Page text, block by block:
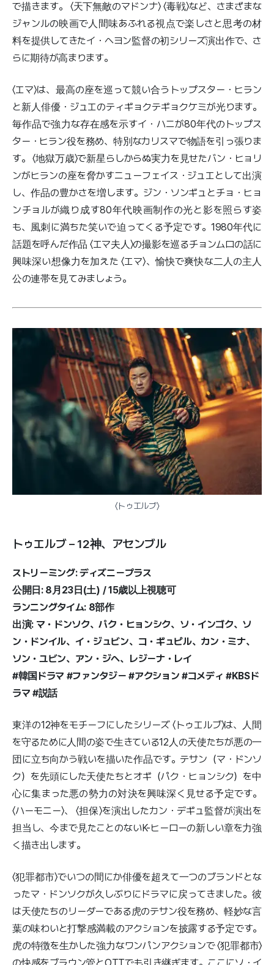
で描きます。 〈天下無敵のマドンナ〉 〈毒戦〉など、さまざまな
ジャンルの映画で人間味あふれる視点で楽しさと思考の材
料を提供してきたイ・ヘヨン監督の初シリーズ演出作で、さ
らに期待が高まります。
〈エマ〉は、最高の座を巡って競い合うトップスター・ヒラン
と新人俳優・ジュエのティギョクテギョクケミが光ります。
毎作品で強力な存在感を示すイ・ハニが80年代のトップス
ター・ヒラン役を務め、特別なカリスマで物語を引っ張りま
す。 〈地獄万歳〉で新星らしからぬ実力を見せたバン・ヒョリ
ンがヒランの座を脅かすニューフェイス・ジュエとして出演
し、作品の豊かさを増します。ジン・ソンギュとチョ・ヒョ
ンチョルが織り成す80年代映画制作の光と影を照らす姿
も、風刺に満ちた笑いで迫ってくる予定です。1980年代に
話題を呼んだ作品 〈エマ夫人〉の撮影を巡るチョンムロの話に
興味深い想像力を加えた 〈エマ〉、愉快で爽快な二人の主人
公の連帯を見てみましょう。
〈トゥエルブ〉
トゥエルブ – 12神、アセンブル
ストリーミング: ディズニープラス
公開日: 8月23日(土) / 15歳以上視聴可
ランニングタイム: 8部作
出演: マ・ドンソク、パク・ヒョンシク、ソ・インゴク、ソ
ン・ドンイル、イ・ジュビン、コ・ギュピル、カン・ミナ、
ソン・ユビン、アン・ジヘ、レジーナ・レイ
#韓国ドラマ #ファンタジー #アクション #コメディ #KBSド
ラマ #説話
東洋の12神をモチーフにしたシリーズ 〈トゥエルブ〉は、人間
を守るために人間の姿で生きている12人の天使たちが悪の一
団に立ち向かう戦いを描いた作品です。テサン（マ・ドンソ
ク）を先頭にした天使たちとオギ（パク・ヒョンシク）を中
心に集まった悪の勢力の対決を興味深く見せる予定です。
〈ハーモニー〉、 〈担保〉を演出したカン・デギュ監督が演出を
担当し、今まで見たことのないK-ヒーローの新しい章を力強
く描き出します。
〈犯罪都市〉でいつの間にか俳優を超えて一つのブランドとな
ったマ・ドンソクが久しぶりにドラマに戻ってきました。彼
は天使たちのリーダーである虎のテサン役を務め、軽妙な言
葉の味わいと打撃感満載のアクションを披露する予定です。
虎の特徴を生かした強力なワンパンアクションで 〈犯罪都市〉